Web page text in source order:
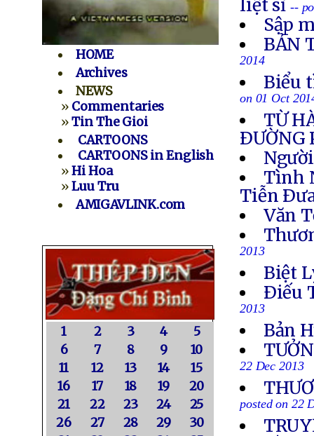
HOME
Archives
NEWS
» Commentaries
»Tin The Gioi
CARTOONS
CARTOONS in English
»Hi Hoa
»Luu Tru
AMIGAVLINK.com
1 2 3 4
5
6
7 8 9
10
11
12 13 14
15
16
17 18 19
20
21
22 23 24
25
26
27 28 29
30
liệt sĩ --
Sập
BẢN
2014
Biểu
on 01 Oct
TỪ
ÐƯỜNG
Tình
Tiễn
Văn
2013
Biệt
Ðiếu
2013
Bản
22 Dec 2013
posted on 22